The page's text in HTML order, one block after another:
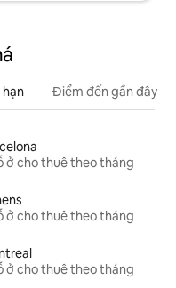
Điểm đến gần đây
ở cho thuê theo tháng
ở cho thuê theo tháng
ở cho thuê theo tháng